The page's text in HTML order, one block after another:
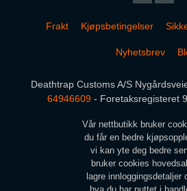
Frakt Kjøpsbetingelser
Nyhetsbrev
Deathtrap Customs A/S
64946609 - Foretaksregisteret
Vår nettbutikk bruker
du får en bedre
vi kan yte deg bedre
bruker cookies
lagre innloggingsdetaljer